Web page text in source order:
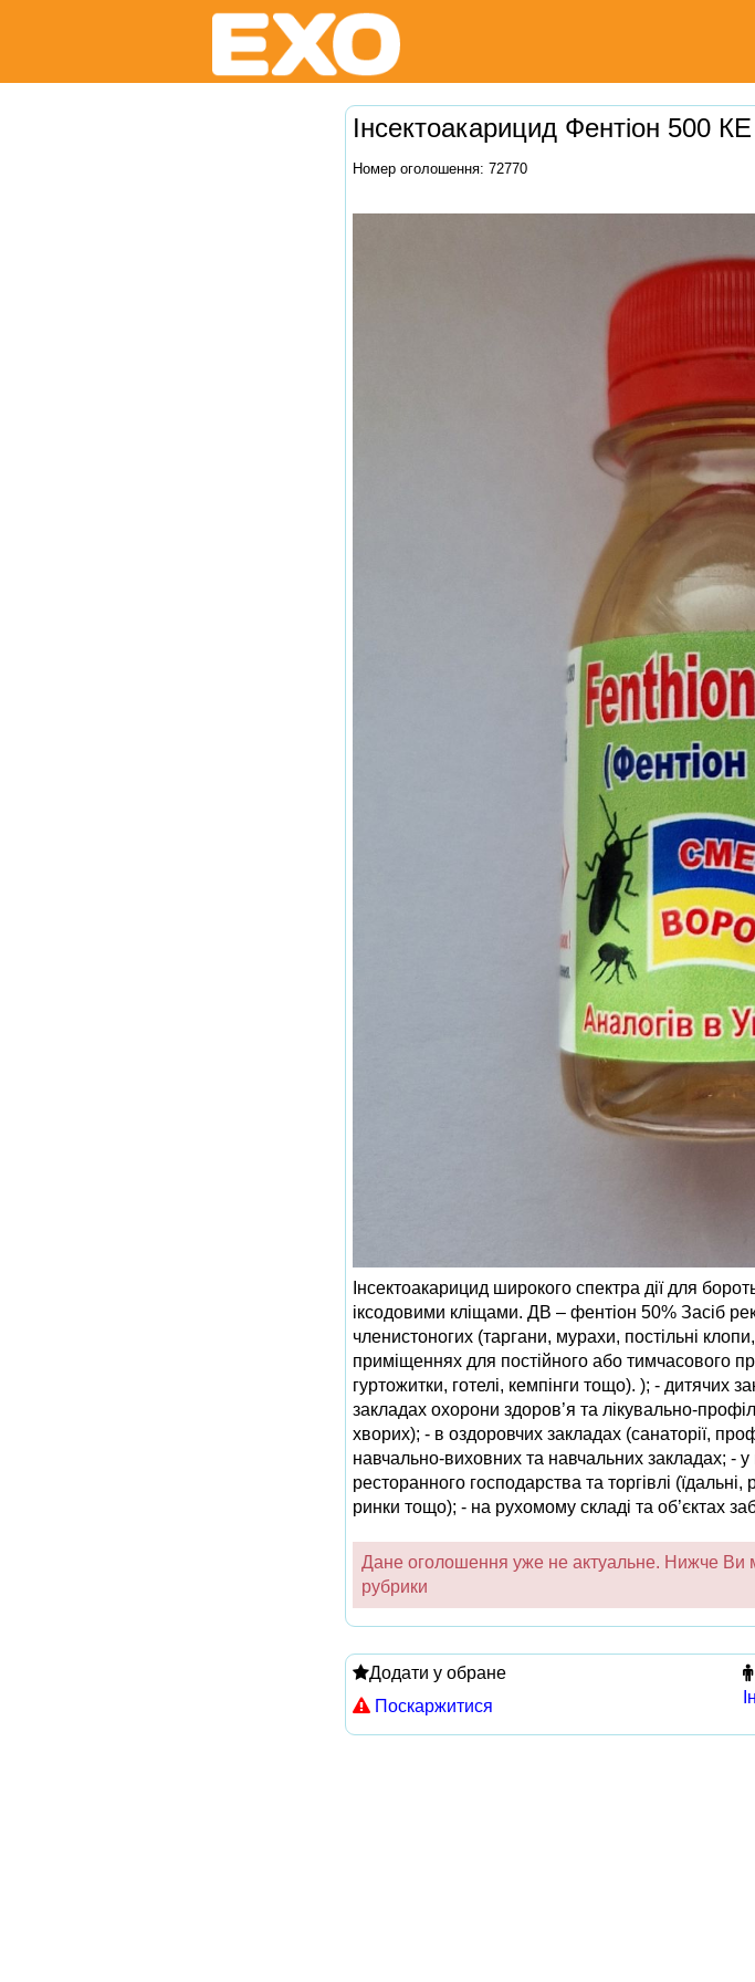
Інсектоакарицид Фентіон 500
Номер оголошення: 72770
Інсектоакарицид широкого спектра дії для
іксодовими кліщами. ДВ – фентіон 50% Засіб
членистоногих (таргани, мурахи, постільні
приміщеннях для постійного або тимчасового
гуртожитки, готелі, кемпінги тощо). ); - дитячих
закладах охорони здоров’я та лікувально-
хворих); - в оздоровчих закладах (санаторії,
навчально-виховних та навчальних закладах; - у
ресторанного господарства та торгівлі
ринки тощо); - на рухомому складі та об’єктах
Дане оголошення уже не актуальне. Нижче Ви
рубрики
Додати у обране
Поскаржитися